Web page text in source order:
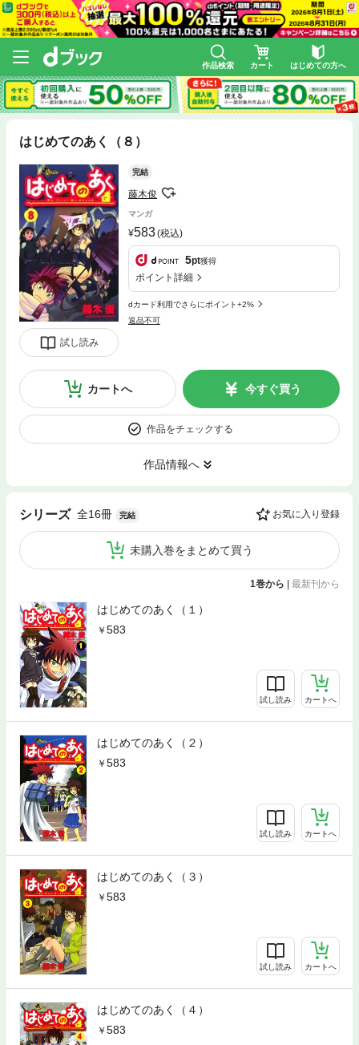
作品検索 カート はじめての方へ
はじめてのあく（８）
試し読み
完結
藤木俊
マンガ
583(税込)
5pt獲得
ポイント詳細
dカード利用でさらにポイント+2%
返品不可
カートへ 今すぐ買う
作品をチェックする
作品情報へ
シリーズ 全16冊 完結 お気に入り登録
未購入巻をまとめて買う
1巻から 最新刊から
はじめてのあく（１）
583
試し読み カートへ
はじめてのあく（２）
583
試し読み カートへ
はじめてのあく（３）
583
試し読み カートへ
はじめてのあく（４）
583